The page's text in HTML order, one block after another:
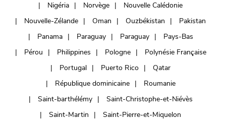
Nigéria
Norvège
Nouvelle Calédonie
Nouvelle-Zélande
Oman Ouzbékistan
Pakistan
Panama
Paraguay Paraguay
Pays-Bas
Pérou
Philippines Pologne
Polynésie Française
Portugal
Puerto Rico
Qatar
République dominicaine
Roumanie
Saint-barthélémy
Saint-Christophe-et-Niévès
Saint-Martin
Saint-Pierre-et-Miquelon